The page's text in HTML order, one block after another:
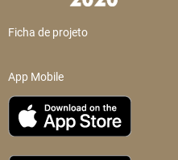
Ficha de projeto
App Mobile